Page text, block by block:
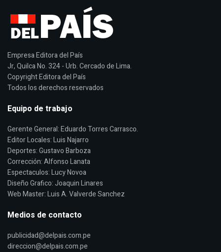
Empresa Editora del País
Jr, Quilca No. 324 - Urb. Cercado de Lima.
Copyright Editora del País
Todos los derechos reservados
Equipo de trabajo
Gerente General: Eduardo Torres Carrasco.
Editor Locales: Luis Najarro
Deportes: Gustavo Barboza
Corrección: Alfonso Lanata
Espectaculos: Lucy Novoa
Diseño Grafico: Joaquin Linares
Web Master: Luis A. Valverde Sanchez
Medios de contacto
publicidad@delpais.com.pe
direccion@delpais.com.pe